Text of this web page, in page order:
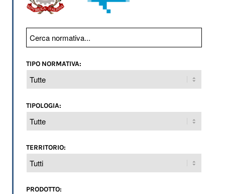
TIPO NORMATIVA:
TIPOLOGIA:
TERRITORIO:
PRODOTTO: